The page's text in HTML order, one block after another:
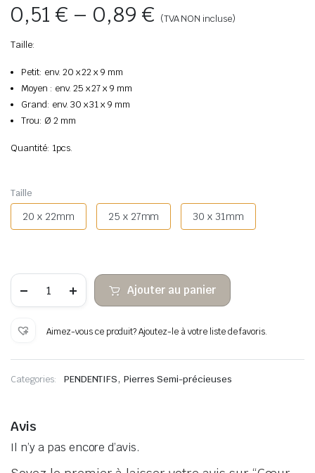
0,51€ – 0,89€ (TVA NON incluse)
Taille:
Petit: env. 20 x 22 x 9 mm
Moyen : env. 25 x 27 x 9 mm
Grand: env. 30 x 31 x 9 mm
Trou: Ø 2 mm
Quantité: 1pcs.
Taille
20 x 22mm 25 x 27mm 30 x 31mm
Cœur
fou
Ajouter au panier
Aimez-vous ce produit? Ajoutez-le à votre liste de favoris.
Categories: PENDENTIFS,Pierres Semi-précieuses
Avis
Il n’y a pas encore d’avis.